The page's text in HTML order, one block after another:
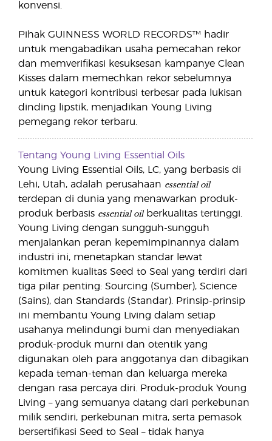
konvensi.
Pihak GUINNESS WORLD RECORDS™ hadir
untuk mengabadikan usaha pemecahan rekor
dan memverifikasi kesuksesan kampanye Clean
Kisses dalam memechkan rekor sebelumnya
untuk kategori kontribusi terbesar pada lukisan
dinding lipstik, menjadikan Young Living
pemegang rekor terbaru.
Tentang Young Living Essential Oils
Young Living Essential Oils, LC, yang berbasis di
Lehi, Utah, adalah perusahaan essential oil
terdepan di dunia yang menawarkan produk-
produk berbasis essential oilberkualitas tertinggi.
Young Living dengan sungguh-sungguh
menjalankan peran kepemimpinannya dalam
industri ini, menetapkan standar lewat
komitmen kualitas Seed to Seal yang terdiri dari
tiga pilar penting: Sourcing (Sumber), Science
(Sains), dan Standards (Standar). Prinsip-prinsip
ini membantu Young Living dalam setiap
usahanya melindungi bumi dan menyediakan
produk-produk murni dan otentik yang
digunakan oleh para anggotanya dan dibagikan
kepada teman-teman dan keluarga mereka
dengan rasa percaya diri. Produk-produk Young
Living – yang semuanya datang dari perkebunan
milik sendiri, perkebunan mitra, serta pemasok
bersertifikasi Seed to Seal – tidak hanya